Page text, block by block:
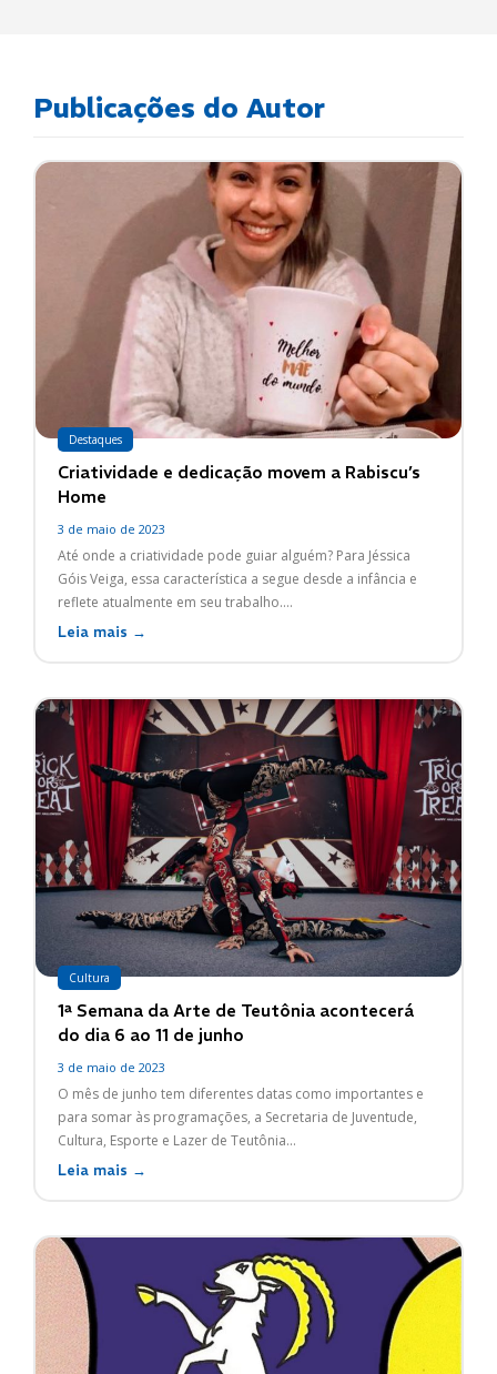
Publicações do Autor
Destaques
Criatividade e dedicação movem a Rabiscu’s
Home
3 de maio de 2023
Até onde a criatividade pode guiar alguém? Para Jéssica
Góis Veiga, essa característica a segue desde a infância e
reflete atualmente em seu trabalho....
Leia mais →
Cultura
1ª Semana da Arte de Teutônia acontecerá
do dia 6 ao 11 de junho
3 de maio de 2023
O mês de junho tem diferentes datas como importantes e
para somar às programações, a Secretaria de Juventude,
Cultura, Esporte e Lazer de Teutônia...
Leia mais →